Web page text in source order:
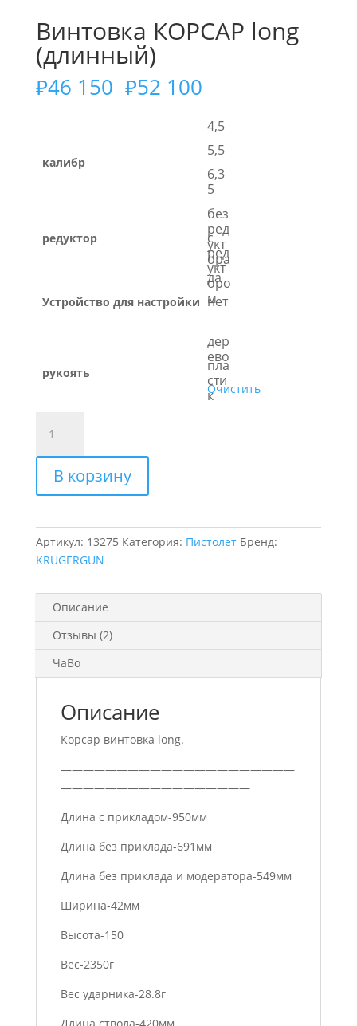
Винтовка КОРСАР long
(длинный)
₽46 150 – ₽52 100
калибр
4,5
5,5
6,3
5
редуктор
без
ред
укт
ора
с
ред
укт
оро
м
Устройство для настройки
да
нет
рукоять
дер
ево
пла
сти
к
Очистить
товара
Винтовка
КОРСАР
long
В корзину
Артикул: 13275 Категория: Пистолет Бренд:
KRUGERGUN
Описание
Отзывы (2)
ЧаВо
Описание
Корсар винтовка long.
—————————————————————
—————————————————
Длина с прикладом-950мм
Длина без приклада-691мм
Длина без приклада и модератора-549мм
Ширина-42мм
Высота-150
Вес-2350г
Вес ударника-28.8г